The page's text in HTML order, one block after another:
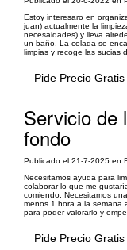
Estoy interesaro en
juan) actualmente la
necesaidades) y lleva
un baño. La colada se
limpias y recoge las sucias
Pide Precio Gratis
Servicio de
fondo
Publicado el 21-7-2025 en
Necesitamos ayuda para
colaborar lo que me
comiendo. Necesitamos
menos 1 hora a la semana
para poder valorarlo y
Pide Precio Gratis